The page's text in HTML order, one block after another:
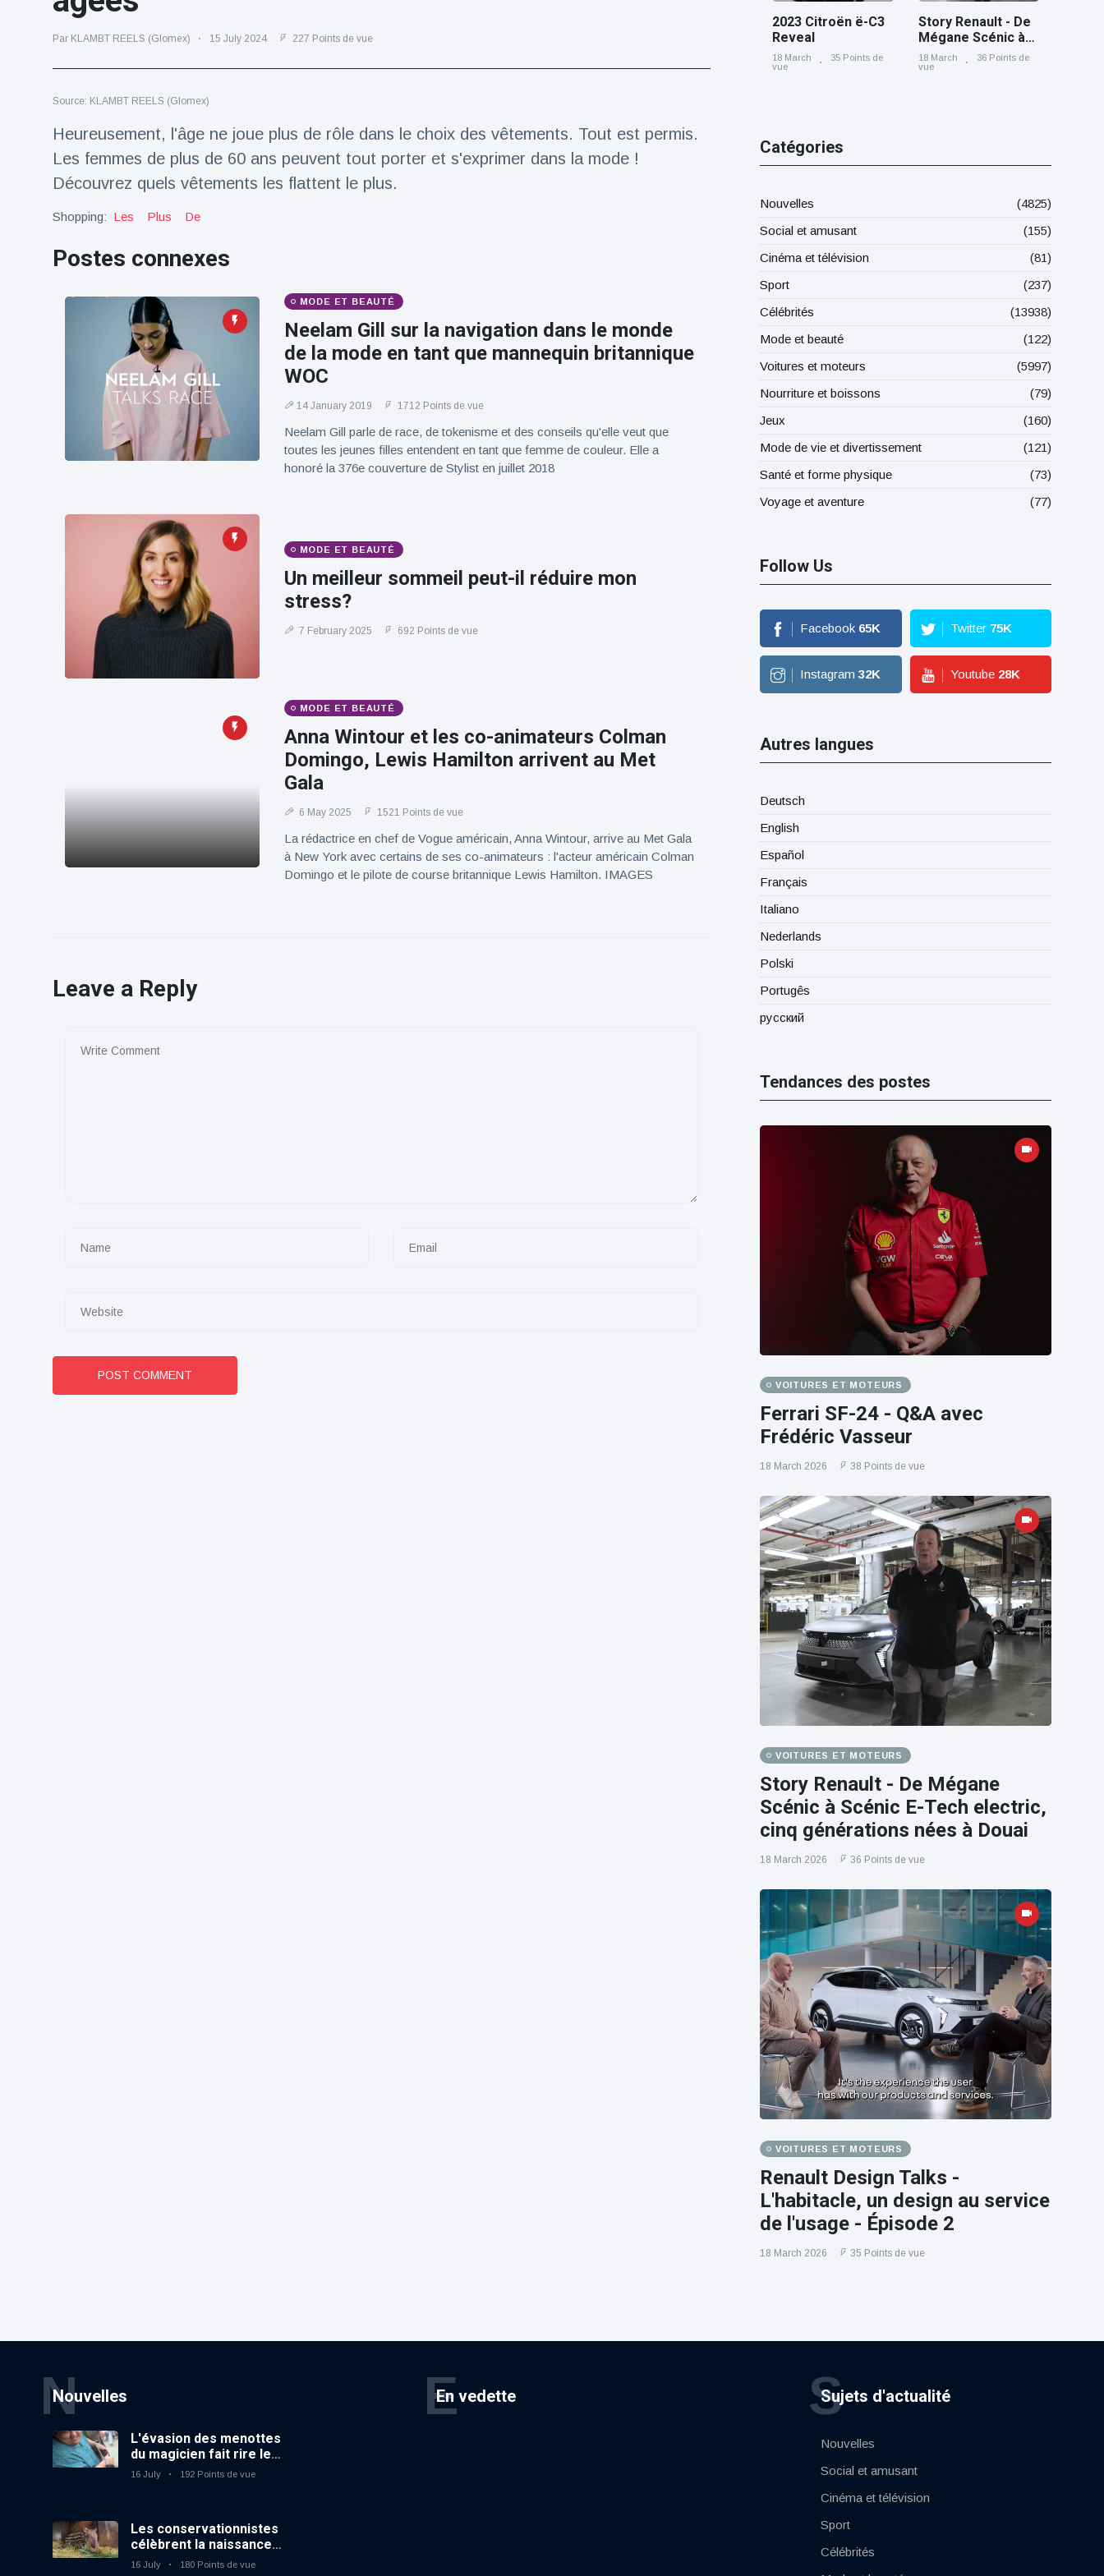
2023 Citroën
ë-C3 Reveal
Ferrari SP-8 -
dérivé de la
F8 Spider est
One-Off de
Maranello
18 March
22
Points de vue
Lotus dévoile
Emeya, sa
première
Hyper-GT
100électrique
18 March
22
Points de vue
Par KLAMBT REELS (Glomex) 15 July 2024 227 Points de vue
Source: KLAMBT REELS (Glomex)
Heureusement, l'âge ne joue plus de rôle dans le choix des vêtements. Tout est permis.
Les femmes de plus de 60 ans peuvent tout porter et s'exprimer dans la mode !
Découvrez quels vêtements les flattent le plus.
Shopping: Les Plus De
Postes connexes
MODE ET BEAUTÉ
Neelam Gill sur la navigation dans le monde
de la mode en tant que mannequin britannique
WOC
14 January 2019 1712 Points de vue
Neelam Gill parle de race, de tokenisme et des conseils qu'elle veut que
toutes les jeunes filles entendent en tant que femme de couleur. Elle a
honoré la 376e couverture de Stylist en juillet 2018
MODE ET BEAUTÉ
Un meilleur sommeil peut-il réduire mon
stress?
7 February 2025 692 Points de vue
MODE ET BEAUTÉ
Anna Wintour et les co-animateurs Colman
Domingo, Lewis Hamilton arrivent au Met
Gala
6 May 2025 1521 Points de vue
La rédactrice en chef de Vogue américain, Anna Wintour, arrive au Met Gala
à New York avec certains de ses co-animateurs : l'acteur américain Colman
Domingo et le pilote de course britannique Lewis Hamilton. IMAGES
Leave a Reply
POST COMMENT
2023 Citroën ë-C3
Reveal
18 March
35 Points de
vue
Story Renault - De
Mégane Scénic à
Scénic E-Tech
electric, cinq
18 March
36 Points de
vue
Catégories
Nouvelles
(4825)
Social et amusant
(155)
Cinéma et télévision
(81)
Sport
(237)
Célébrités
(13938)
Mode et beauté
(122)
Voitures et moteurs
(5997)
Nourriture et boissons
(79)
Jeux
(160)
Mode de vie et divertissement
(121)
Santé et forme physique
(73)
Voyage et aventure
(77)
Follow Us
Facebook 65K Twitter 75K
Instagram 32K Youtube 28K
Autres langues
Deutsch
English
Español
Français
Italiano
Nederlands
Polski
Portugês
русский
Tendances des postes
VOITURES ET MOTEURS
Ferrari SF-24 - Q&A avec
Frédéric Vasseur
18 March 2026 38 Points de vue
VOITURES ET MOTEURS
Story Renault - De Mégane
Scénic à Scénic E-Tech electric,
cinq générations nées à Douai
18 March 2026 36 Points de vue
VOITURES ET MOTEURS
Renault Design Talks -
L'habitacle, un design au service
de l'usage - Épisode 2
18 March 2026 35 Points de vue
Nouvelles
N
L'évasion des menottes
du magicien fait rire le
public
16 July 192 Points de vue
Les conservationnistes
célèbrent la naissance
du premier tapir
16 July 180 Points de vue
En vedette
E Sujets d'actualité
S
Nouvelles
Social et amusant
Cinéma et télévision
Sport
Célébrités